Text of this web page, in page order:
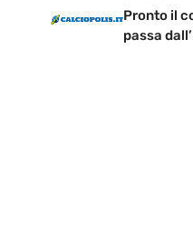
Pronto il
passa